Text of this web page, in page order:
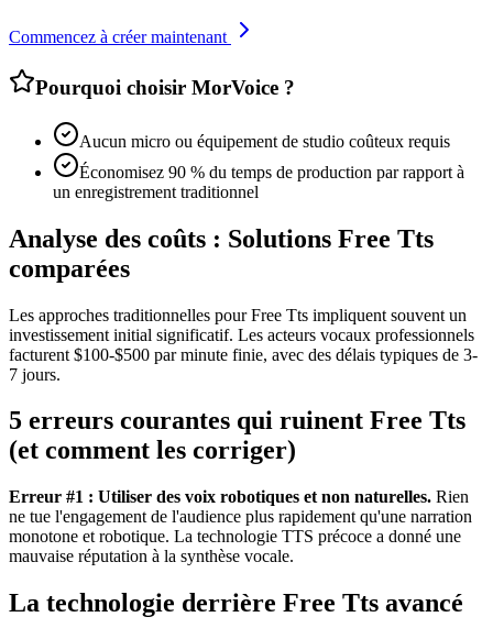
Commencez à créer maintenant
Pourquoi choisir MorVoice ?
Aucun micro ou équipement de studio coûteux requis
Économisez 90 % du temps de production par rapport à
un enregistrement traditionnel
Analyse des coûts : Solutions Free Tts
comparées
Les approches traditionnelles pour Free Tts impliquent souvent un
investissement initial significatif. Les acteurs vocaux professionnels
facturent $100-$500 par minute finie, avec des délais typiques de 3-
7 jours.
5 erreurs courantes qui ruinent Free Tts
(et comment les corriger)
Erreur #1 : Utiliser des voix robotiques et non naturelles. Rien
ne tue l'engagement de l'audience plus rapidement qu'une narration
monotone et robotique. La technologie TTS précoce a donné une
mauvaise réputation à la synthèse vocale.
La technologie derrière Free Tts avancé